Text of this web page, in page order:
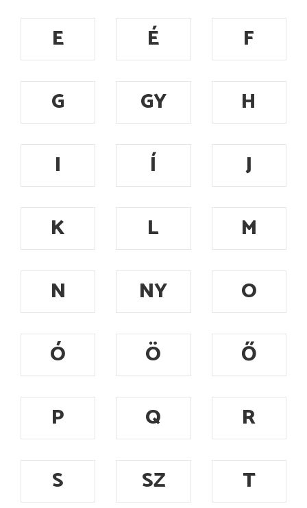
E
É
F
G
GY
H
I
Í
J
K
L
M
N
NY
O
Ó
Ö
Ő
P
Q
R
S
SZ
T